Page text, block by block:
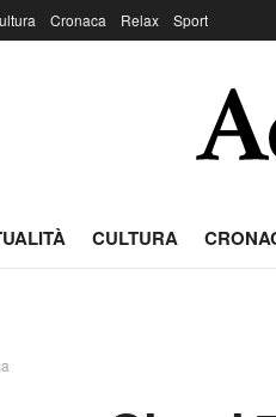
Cronaca Relax Sport
CULTURA